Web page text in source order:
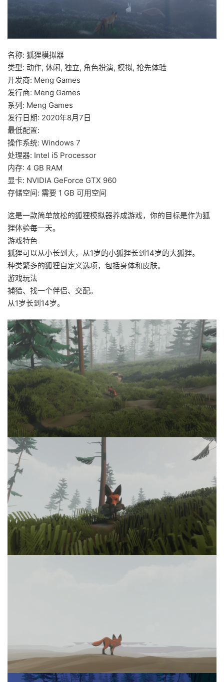
名称: 狐狸模拟器
类型: 动作, 休闲, 独立, 角色扮演, 模拟, 抢先体验
开发商: Meng Games
发行商: Meng Games
系列: Meng Games
发行日期: 2020年8月7日
最低配置:
操作系统: Windows 7
处理器: Intel i5 Processor
内存: 4 GB RAM
显卡: NVIDIA GeForce GTX 960
存储空间: 需要 1 GB 可用空间
这是一款简单放松的狐狸模拟器养成游戏，你的目标是作为狐
狸体验每一天。
游戏特色
狐狸可以从小长到大，从1岁的小狐狸长到14岁的大狐狸。
种类繁多的狐狸自定义选项，包括身体和皮肤。
游戏玩法
捕猎、找一个伴侣、交配。
从1岁长到14岁。